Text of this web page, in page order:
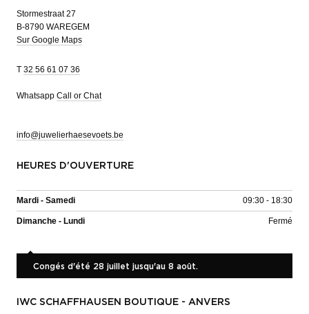
Stormestraat 27
B-8790 WAREGEM
Sur Google Maps
T 32 56 61 07 36
Whatsapp Call or Chat
info@juwelierhaesevoets.be
HEURES D'OUVERTURE
Mardi - Samedi 09:30 - 18:30
Dimanche - Lundi Fermé
Congés d'été 28 juillet jusqu'au 8 août.
IWC SCHAFFHAUSEN BOUTIQUE - ANVERS